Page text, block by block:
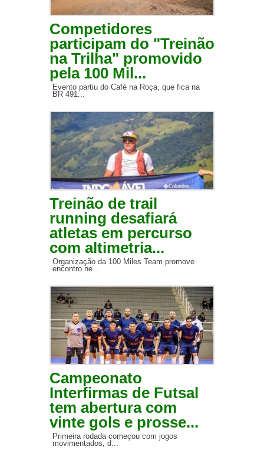
Competidores
participam do "Treinão
na Trilha" promovido
pela 100 Mil...
Evento partiu do Café na Roça, que fica na
BR 491...
Treinão de trail
running desafiará
atletas em percurso
com altimetria...
Organização da 100 Miles Team promove
encontro ne...
Campeonato
Interfirmas de Futsal
tem abertura com
vinte gols e prosse...
Primeira rodada começou com jogos
movimentados, d...